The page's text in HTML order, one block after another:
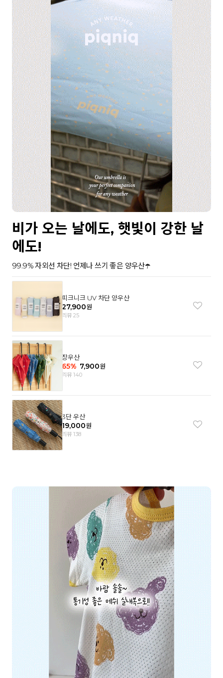
비가 오는 날에도, 햇빛이 강한 날
에도!
99.9% 자외선 차단! 언제나 쓰기 좋은 양우산☂️
피크니크 UV 차단 양우산
27,900원
리뷰 25
장우산
65% 7,900원
리뷰 140
3단 우산
19,000원
리뷰 138